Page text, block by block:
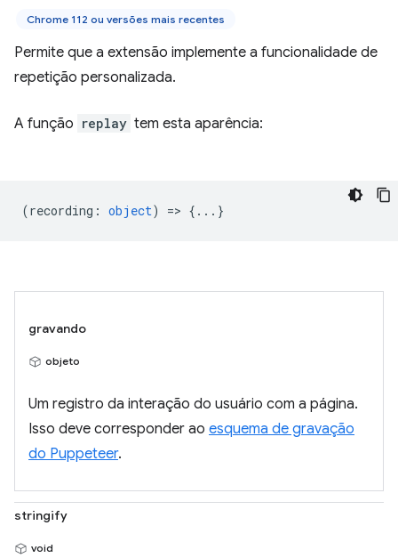
Chrome 112 ou versões mais recentes
Permite que a extensão implemente a funcionalidade de
repetição personalizada.
A função replay tem esta aparência:
(recording : object) => {...}
gravando
objeto
Um registro da interação do usuário com a página.
Isso deve corresponder ao esquema de gravação
do Puppeteer.
stringify
void